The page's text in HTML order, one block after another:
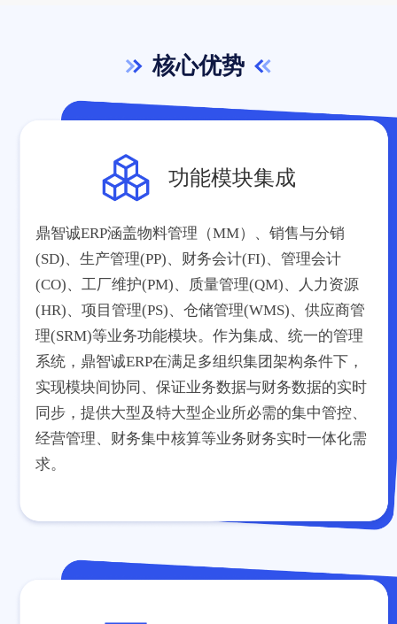
核心优势
功能模块集成
鼎智诚ERP涵盖物料管理（MM）、销售与分销
(SD)、生产管理(PP)、财务会计(FI)、管理会计
(CO)、工厂维护(PM)、质量管理(QM)、人力资源
(HR)、项目管理(PS)、仓储管理(WMS)、供应商管
理(SRM)等业务功能模块。作为集成、统一的管理
系统，鼎智诚ERP在满足多组织集团架构条件下，
实现模块间协同、保证业务数据与财务数据的实时
同步，提供大型及特大型企业所必需的集中管控、
经营管理、财务集中核算等业务财务实时一体化需
求。